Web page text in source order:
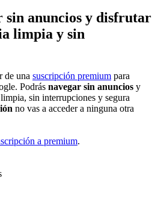
sin anuncios y disfrutar
limpia y sin
de una suscripción premium para
Podrás navegar sin anuncios y
sin interrupciones y segura
no vas a acceder a ninguna otra
a premium.